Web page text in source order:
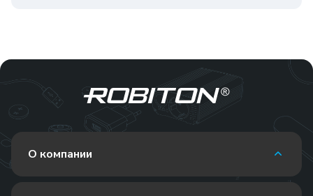
О компании